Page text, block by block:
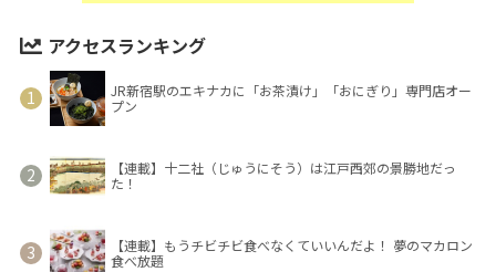
アクセスランキング
JR新宿駅のエキナカに「お茶漬け」「おにぎり」専門店オー
プン
【連載】十二社（じゅうにそう）は江戸西郊の景勝地だっ
た！
【連載】もうチビチビ食べなくていいんだよ！ 夢のマカロン
食べ放題